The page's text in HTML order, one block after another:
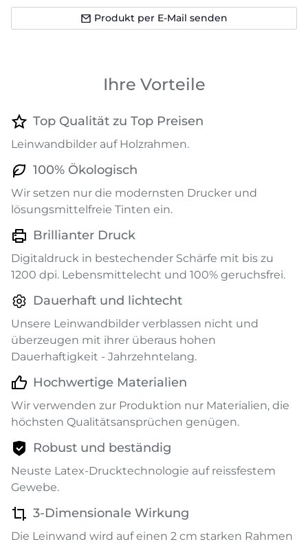
Produkt per E-Mail senden
Ihre Vorteile
Top Qualität zu Top Preisen
Leinwandbilder auf Holzrahmen.
100% Ökologisch
Wir setzen nur die modernsten Drucker und
lösungsmittelfreie Tinten ein.
Brillianter Druck
Digitaldruck in bestechender Schärfe mit bis zu
1200 dpi. Lebensmittelecht und 100% geruchsfrei.
Dauerhaft und lichtecht
Unsere Leinwandbilder verblassen nicht und
überzeugen mit ihrer überaus hohen
Dauerhaftigkeit - Jahrzehntelang.
Hochwertige Materialien
Wir verwenden zur Produktion nur Materialien, die
höchsten Qualitätsansprüchen genügen.
Robust und beständig
Neuste Latex-Drucktechnologie auf reissfestem
Gewebe.
3-Dimensionale Wirkung
Die Leinwand wird auf einen 2 cm starken Rahmen